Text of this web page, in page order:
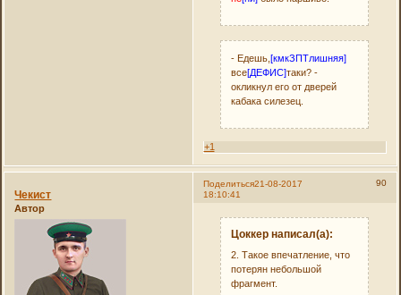
- Едешь,[кмкЗПТлишняя]
все[ДЕФИС]таки? -
окликнул его от дверей
кабака силезец.
+1
Поделиться 90
21-08-2017
18:10:41
Чекист
Автор
Цоккер написал(а):
2. Такое впечатление, что
потерян небольшой
фрагмент.